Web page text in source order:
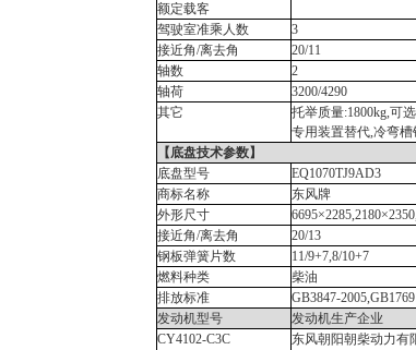
额定载客
驾驶室准乘人数
3
接近角/离去角
20/11
轴数
2
轴荷
3200/4290
其它
托举质量:1800kg,可
专用装置替代,冷弯槽
【底盘技术参数】
底盘型号
EQ1070TJ9AD3
商标名称
东风牌
外形尺寸
接近角/离去角
20/13
钢板弹簧片数
11/9+7,8/10+7
燃料种类
柴油
排放标准
GB3847-
发动机型号
发动机生产企业
CY4102-C3C
东风朝阳朝柴动力有